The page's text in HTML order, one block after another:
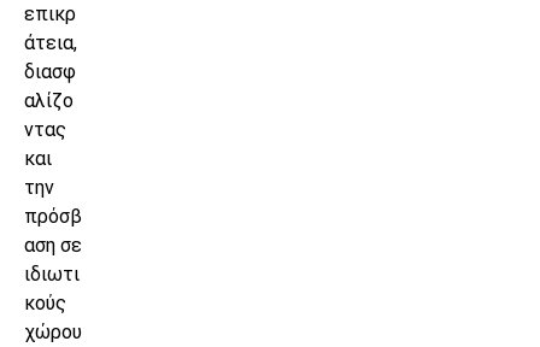
επικρ
άτεια,
διασφ
αλίζο
ντας
και
την
πρόσβ
αση σε
ιδιωτι
κούς
χώρου